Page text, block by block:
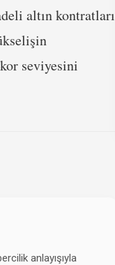
altın kontratları
seviyesini
anlayışıyla